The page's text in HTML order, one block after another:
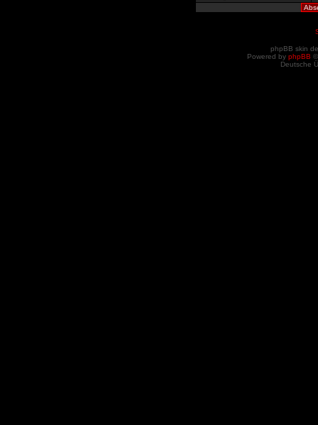
phpBB skin
Powered by phpBB
Deutsche